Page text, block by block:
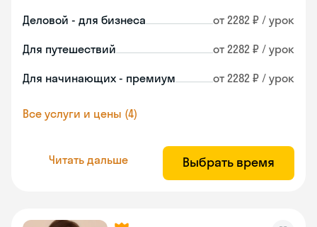
Деловой - для бизнеса от 2282 ₽ / урок
Для путешествий от 2282 ₽ / урок
Для начинающих - премиум от 2282 ₽ / урок
Все услуги и цены (4)
Читать дальше Выбрать время